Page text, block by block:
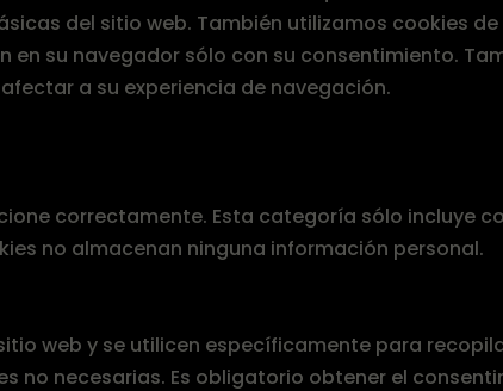
del sitio web. También utilizamos cookies
su navegador sólo con su consentimiento.
a su experiencia de navegación.
correctamente. Esta categoría sólo incluye
no almacenan ninguna información personal.
web y se utilicen específicamente para
necesarias. Es obligatorio obtener el